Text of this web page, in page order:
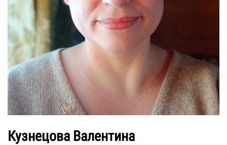
Кузнецова Валентина